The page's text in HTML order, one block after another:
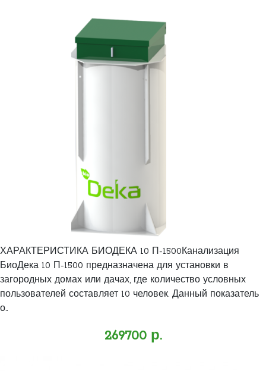
ХАРАКТЕРИСТИКА БИОДЕКА 10 П-1500Канализация
БиоДека 10 П-1500 предназначена для установки в
загородных домах или дачах, где количество условных
пользователей составляет 10 человек. Данный показатель
о..
269700 р.